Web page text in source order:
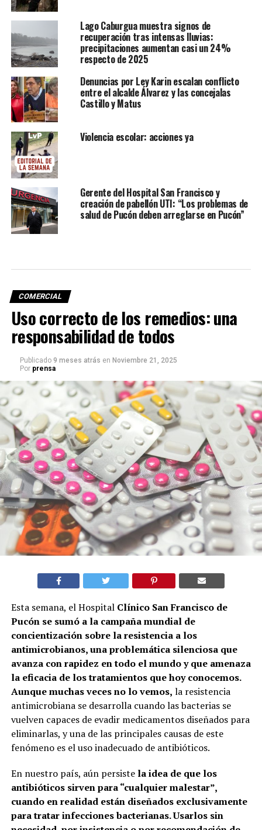
Lago Caburgua muestra signos de
recuperación tras intensas lluvias:
precipitaciones aumentan casi un 24%
respecto de 2025
Denuncias por Ley Karin escalan conflicto
entre el alcalde Álvarez y las concejalas
Castillo y Matus
Violencia escolar: acciones ya
Gerente del Hospital San Francisco y
creación de pabellón UTI: “Los problemas de
salud de Pucón deben arreglarse en Pucón”
COMERCIAL
Uso correcto de los remedios: una
responsabilidad de todos
Publicado 9 meses atrás en Noviembre 21, 2025
Por prensa
Esta semana, el Hospital Clínico San Francisco de
Pucón se sumó a la campaña mundial de
concientización sobre la resistencia a los
antimicrobianos, una problemática silenciosa que
avanza con rapidez en todo el mundo y que amenaza
la eficacia de los tratamientos que hoy conocemos.
Aunque muchas veces no lo vemos, la resistencia
antimicrobiana se desarrolla cuando las bacterias se
vuelven capaces de evadir medicamentos diseñados para
eliminarlas, y una de las principales causas de este
fenómeno es el uso inadecuado de antibióticos.
En nuestro país, aún persiste la idea de que los
antibióticos sirven para “cualquier malestar”,
cuando en realidad están diseñados exclusivamente
para tratar infecciones bacterianas. Usarlos sin